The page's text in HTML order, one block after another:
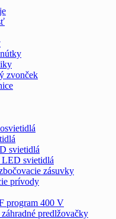
zvonček
svietidlá
LED svietidlá
zásuvky
prívody
program 400 V
predlžovačky